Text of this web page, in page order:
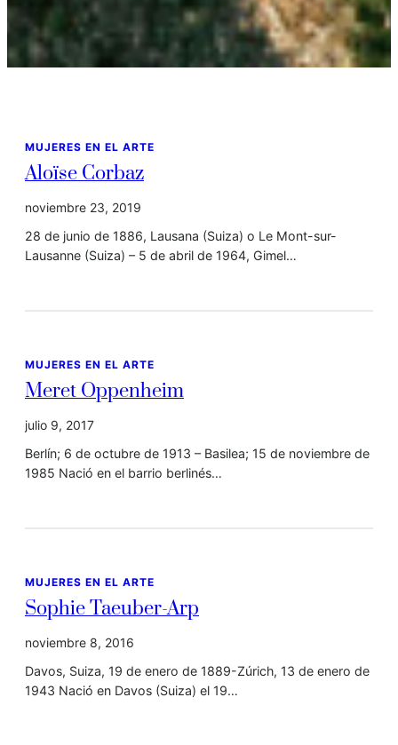
MUJERES EN EL ARTE
Aloïse Corbaz
noviembre 23, 2019
28 de junio de 1886, Lausana (Suiza) o Le Mont-sur-
Lausanne (Suiza) – 5 de abril de 1964, Gimel…
MUJERES EN EL ARTE
Meret Oppenheim
julio 9, 2017
Berlín; 6 de octubre de 1913 – Basilea; 15 de noviembre de
1985 Nació en el barrio berlinés…
MUJERES EN EL ARTE
Sophie Taeuber-Arp
noviembre 8, 2016
Davos, Suiza, 19 de enero de 1889-Zúrich, 13 de enero de
1943 Nació en Davos (Suiza) el 19…